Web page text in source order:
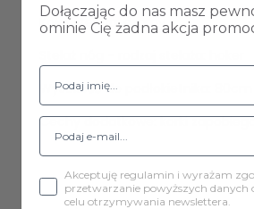
Kolor stelaża: czarny
Wysokość do podłokietnika: 80cm
Cechy dodatkowe: korki
Dołączając do nas masz
ominie Cię żadna akcja
Akceptuję regulamin i wyrażam
przetwarzanie powyższych danych
celu otrzymywania newslettera.